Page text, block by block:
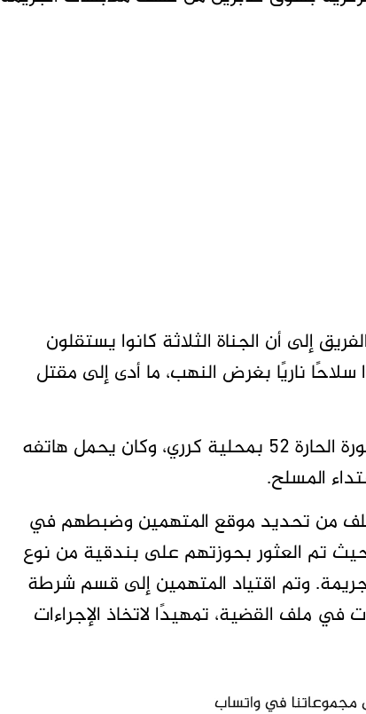
إلى أن الجناة الثلاثة كانوا يستقلون
ناريًا بغرض النهب، ما أدى إلى مقتل
التحريات كشفت أن الضحية يقيم في منطقة الثورة الحارة 52 بمحلية كرري، وكان يحمل هاتفه
المسلح.
من تحديد موقع المتهمين وضبطهم في
حيث تم العثور بحوزتهم على بندقية من نوع
وتم اقتياد المتهمين إلى قسم شرطة
ملف القضية، تمهيدًا لاتخاذ الإجراءات